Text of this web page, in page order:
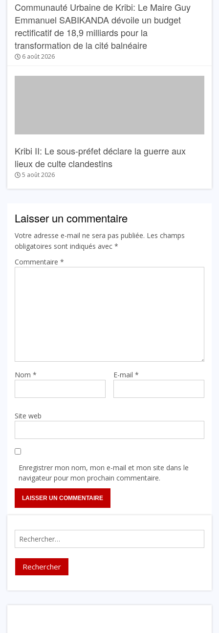
Communauté Urbaine de Kribi: Le Maire Guy
Emmanuel SABIKANDA dévoile un budget
rectificatif de 18,9 milliards pour la
transformation de la cité balnéaire
6 août 2026
Kribi II: Le sous-préfet déclare la guerre aux
lieux de culte clandestins
5 août 2026
Laisser un commentaire
Votre adresse e-mail ne sera pas publiée. Les champs
obligatoires sont indiqués avec *
Commentaire *
Nom * E-mail *
Site web
Enregistrer mon nom, mon e-mail et mon site dans le
navigateur pour mon prochain commentaire.
Rechercher :